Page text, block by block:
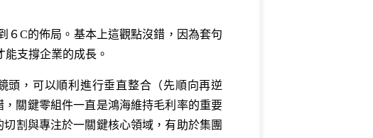
６C的佈局。基本上這觀點沒錯，因為套句
支撐企業的成長。
頭，可以順利進行垂直整合（先順向再逆
關鍵零組件一直是鴻海維持毛利率的重要
割與專注於一關鍵核心領域，有助於集團